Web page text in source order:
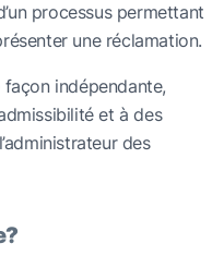
processus permettant
une réclamation.
indépendante,
et à des
des